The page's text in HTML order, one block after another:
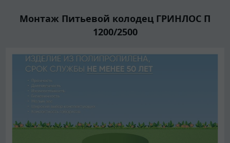
Монтаж Питьевой колодец ГРИНЛОС П
1200/2500